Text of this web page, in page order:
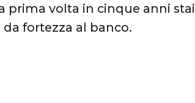
prima volta in cinque anni stai
fortezza al banco.